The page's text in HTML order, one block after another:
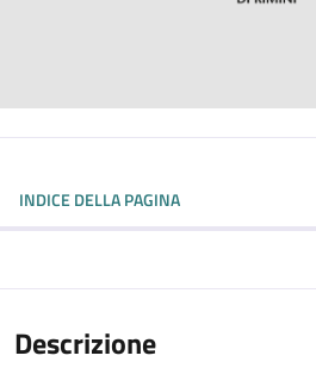
INDICE DELLA PAGINA
Descrizione